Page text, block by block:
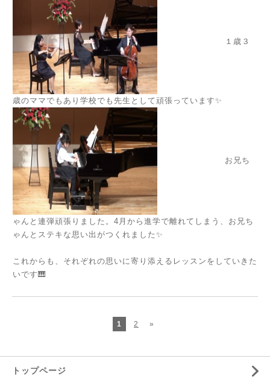
１歳３
歳のママでもあり学校でも先生として頑張っています✨
お兄ち
ゃんと連弾頑張りました。4月から進学で離れてしまう、お兄ち
ゃんとステキな思い出がつくれました✨
これからも、それぞれの思いに寄り添えるレッスンをしていきた
いです🎹
1 2 »
トップページ